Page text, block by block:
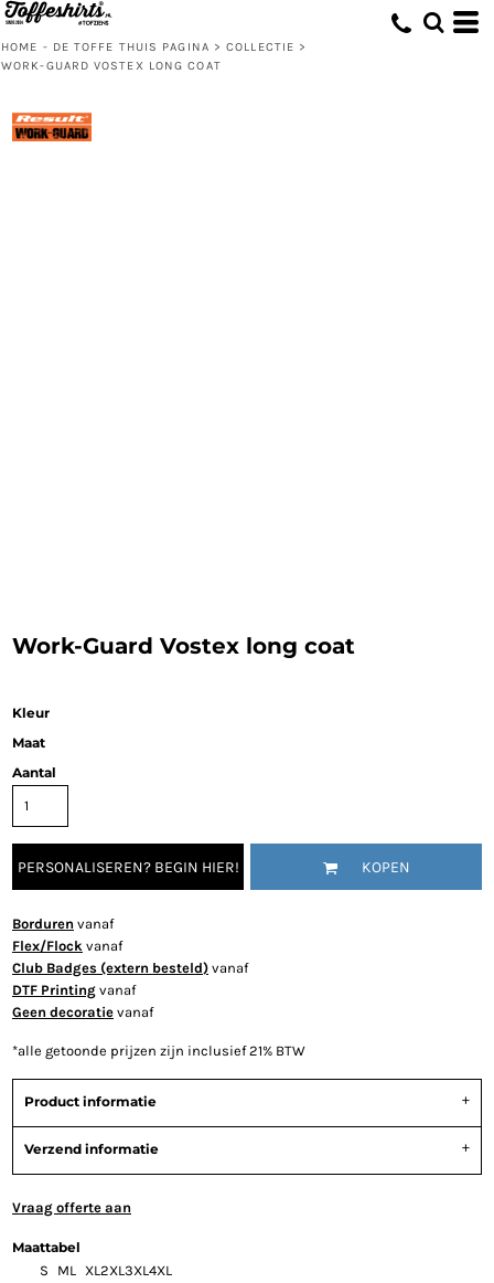
HOME - DE TOFFE THUIS PAGINA > COLLECTIE >
WORK-GUARD VOSTEX LONG COAT
Work-Guard Vostex long coat
Kleur
Maat
Aantal
PERSONALISEREN? BEGIN HIER! KOPEN
Borduren vanaf
Flex/Flock vanaf
Club Badges (extern besteld) vanaf
DTF Printing vanaf
Geen decoratie vanaf
*alle getoonde prijzen zijn inclusief 21% BTW
Product informatie
Verzend informatie
Vraag offerte aan
Maattabel
S
ML XL2XL3XL4XL